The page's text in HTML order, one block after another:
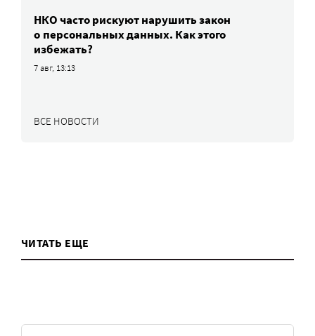
НКО часто рискуют нарушить закон
о персональных данных. Как этого
избежать?
7 авг, 13:13
ВСЕ НОВОСТИ
ЧИТАТЬ ЕЩЕ